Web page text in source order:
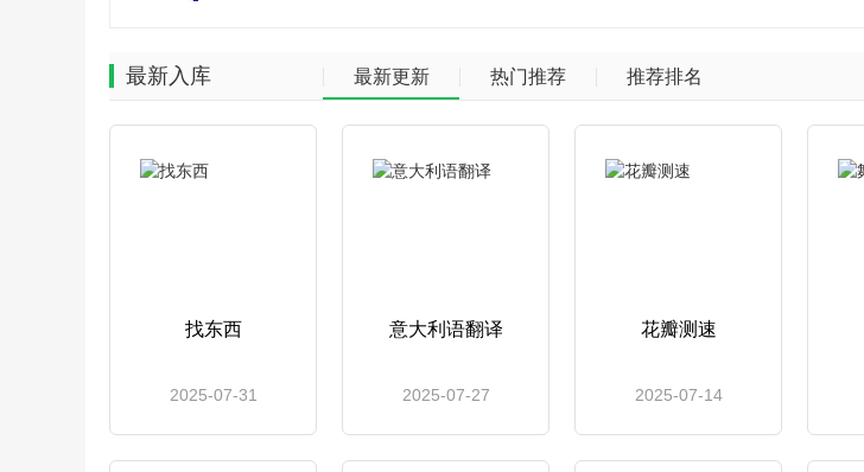
最新入库 最新更新 热门推荐 推荐排名
找东西
2025-07-31
意大利语翻译
2025-07-27
花瓣测速
2025-07-14